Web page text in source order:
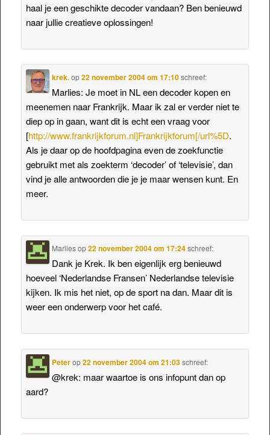
haal je een geschikte decoder vandaan? Ben benieuwd
naar jullie creatieve oplossingen!
krek.op22 november 2004 om 17:10 schreef:
Marlies: Je moet in NL een decoder kopen en
meenemen naar Frankrijk. Maar ik zal er verder niet te
diep op in gaan, want dit is echt een vraag voor
[http://www.frankrijkforum.nl]Frankrijkforum[/url%5D.
Als je daar op de hoofdpagina even de zoekfunctie
gebruikt met als zoekterm ‘decoder’ of ‘televisie’, dan
vind je alle antwoorden die je je maar wensen kunt. En
meer.
Marliesop22 november 2004 om 17:24 schreef:
Dank je Krek. Ik ben eigenlijk erg benieuwd
hoeveel ‘Nederlandse Fransen’ Nederlandse televisie
kijken. Ik mis het niet, op de sport na dan. Maar dit is
weer een onderwerp voor het café.
Peterop22 november 2004 om 21:03 schreef:
@krek: maar waartoe is ons infopunt dan op
aard?